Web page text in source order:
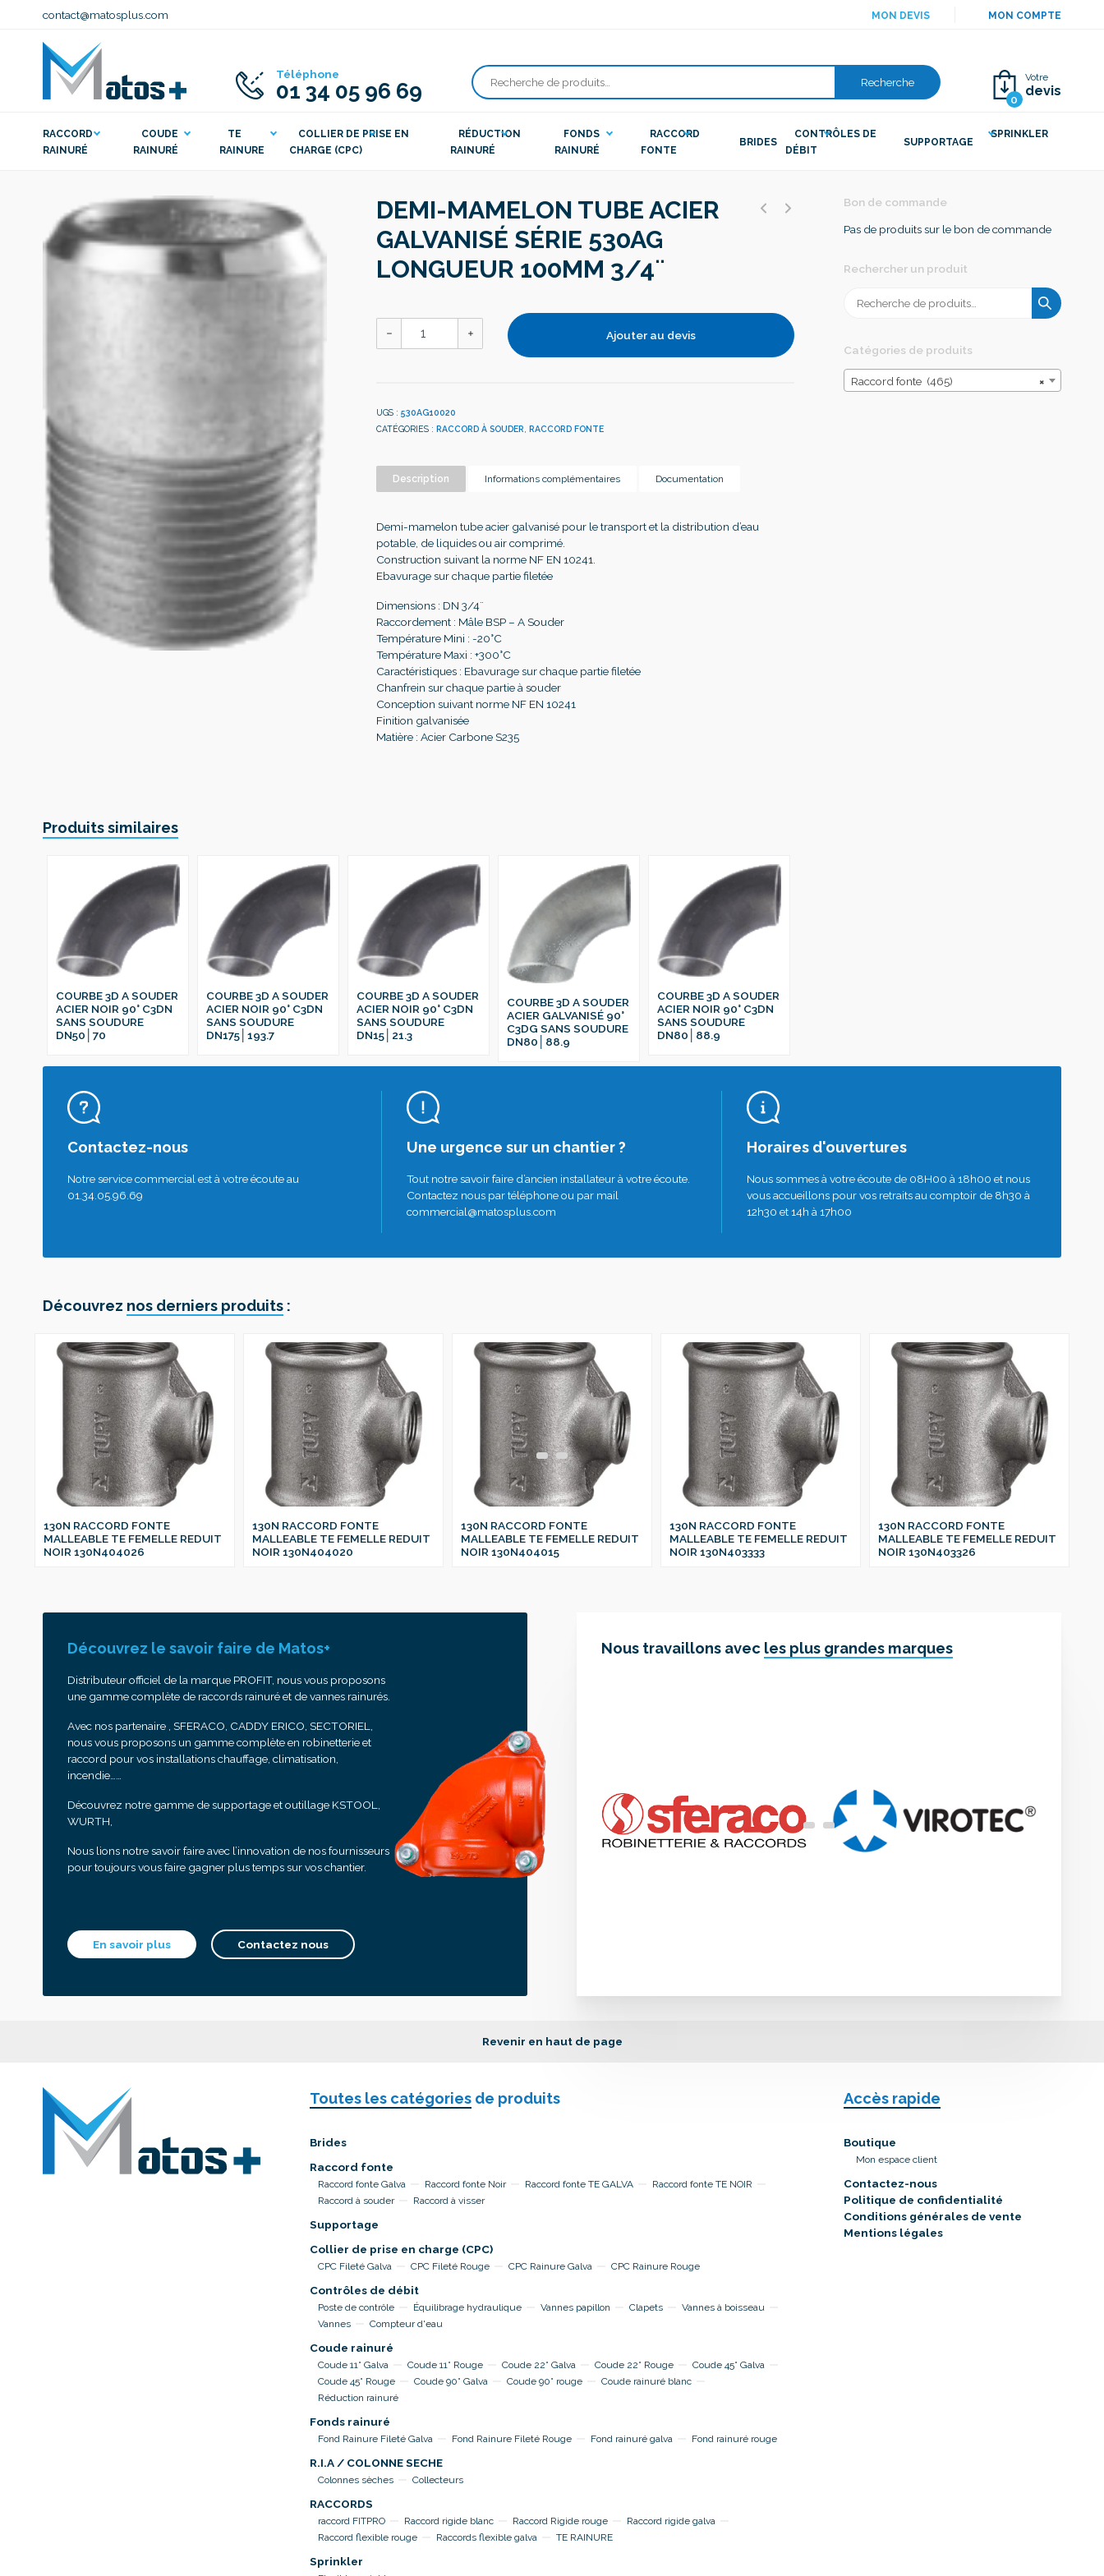
contact@matosplus.com MON DEVIS MON COMPTE
Téléphone
01 34 05 96 69
Recherche
Recherche
0
Votre
devis
RACCORD
RAINURÉ
COUDE
RAINURÉ
TE
RAINURE
COLLIER DE PRISE EN
CHARGE (CPC)
RÉDUCTION
RAINURÉ
FONDS
RAINURÉ
RACCORD
FONTE
BRIDES
CONTRÔLES DE
DÉBIT
SUPPORTAGE
SPRINKLER
DEMI-MAMELON TUBE ACIER
GALVANISÉ SÉRIE 530AG
LONGUEUR 100MM 3/4¨
Ajouter au devis
UGS :530AG10020
CATÉGORIES :RACCORD À SOUDER ,RACCORD FONTE
Description Informations complémentaires Documentation
Demi-mamelon tube acier galvanisé pour le transport et la distribution d’eau
potable, de liquides ou air comprimé.
Construction suivant la norme NF EN 10241.
Ebavurage sur chaque partie filetée
Dimensions : DN 3/4¨
Raccordement : Mâle BSP – A Souder
Température Mini : -20°C
Température Maxi : +300°C
Caractéristiques : Ebavurage sur chaque partie filetée
Chanfrein sur chaque partie à souder
Conception suivant norme NF EN 10241
Finition galvanisée
Matière : Acier Carbone S235
Produits similaires
COURBE 3D A SOUDER
ACIER NOIR 90° C3DN
SANS SOUDURE
DN50│70
COURBE 3D A SOUDER
ACIER NOIR 90° C3DN
SANS SOUDURE
DN175│193.7
COURBE 3D A SOUDER
ACIER NOIR 90° C3DN
SANS SOUDURE
DN15│21.3
COURBE 3D A SOUDER
ACIER GALVANISÉ 90°
C3DG SANS SOUDURE
DN80│88.9
COURBE 3D A SOUDER
ACIER NOIR 90° C3DN
SANS SOUDURE
DN80│88.9
Bon de commande
Pas de produits sur le bon de commande
Rechercher un produit
pour :
Catégories de produits
×
Raccord fonte (465)
Contactez-nous
Notre service commercial est à votre écoute au
01.34.05.96.69
Une urgence sur un chantier ?
Tout notre savoir faire d’ancien installateur à votre écoute.
Contactez nous par téléphone ou par mail
commercial@matosplus.com
Horaires d'ouvertures
Nous sommes à votre écoute de 08H00 à 18h00 et nous
vous accueillons pour vos retraits au comptoir de 8h30 à
12h30 et 14h à 17h00
Découvrez nos derniers produits :
130N RACCORD FONTE
MALLEABLE TE FEMELLE REDUIT
NOIR 130N404026
130N RACCORD FONTE
MALLEABLE TE FEMELLE REDUIT
NOIR 130N404020
130N RACCORD FONTE
MALLEABLE TE FEMELLE REDUIT
NOIR 130N404015
130N RACCORD FONTE
MALLEABLE TE FEMELLE REDUIT
NOIR 130N403333
130N RACCORD FONTE
MALLEABLE TE FEMELLE REDUIT
NOIR 130N403326
Découvrez le savoir faire de Matos+
Distributeur officiel de la marque PROFIT, nous vous proposons
une gamme complète de raccords rainuré et de vannes rainurés.
Avec nos partenaire , SFERACO, CADDY ERICO, SECTORIEL,
nous vous proposons un gamme complète en robinetterie et
raccord pour vos installations chauffage, climatisation,
incendie……
Découvrez notre gamme de supportage et outillage KSTOOL,
WURTH,
Nous lions notre savoir faire avec l’innovation de nos fournisseurs
pour toujours vous faire gagner plus temps sur vos chantier.
En savoir plus Contactez nous
Nous travaillons avec les plus grandes marques
Revenir en haut de page
Toutes les catégories de produits
Brides
Raccord fonte
Raccord fonte Galva Raccord fonte Noir Raccord fonte TE GALVA
Raccord fonte TE NOIR
Raccord à souder
Raccord à visser
Supportage
Collier de prise en charge (CPC)
CPC Fileté Galva CPC Fileté Rouge CPC Rainure Galva CPC Rainure Rouge
Contrôles de débit
Poste de contrôle Équilibrage hydraulique Vannes papillon Clapets
Vannes à boisseau
Vannes
Compteur d'eau
Coude rainuré
Coude 11° Galva Coude 11° Rouge Coude 22° Galva Coude 22° Rouge
Coude 45° Galva
Coude 45° Rouge
Coude 90° Galva Coude 90° rouge
Coude rainuré blanc
Réduction rainuré
Fonds rainuré
Fond Rainure Fileté Galva Fond Rainure Fileté Rouge Fond rainuré galva Fond rainuré rouge
R.I.A / COLONNE SECHE
Colonnes sèches Collecteurs
RACCORDS
raccord FITPRO Raccord rigide blanc Raccord Rigide rouge
Raccord rigide galva
Raccord flexible rouge
Raccords flexible galva TE RAINURE
Sprinkler
Accès rapide
Boutique
Mon espace client
Contactez-nous
Politique de confidentialité
Conditions générales de vente
Mentions légales